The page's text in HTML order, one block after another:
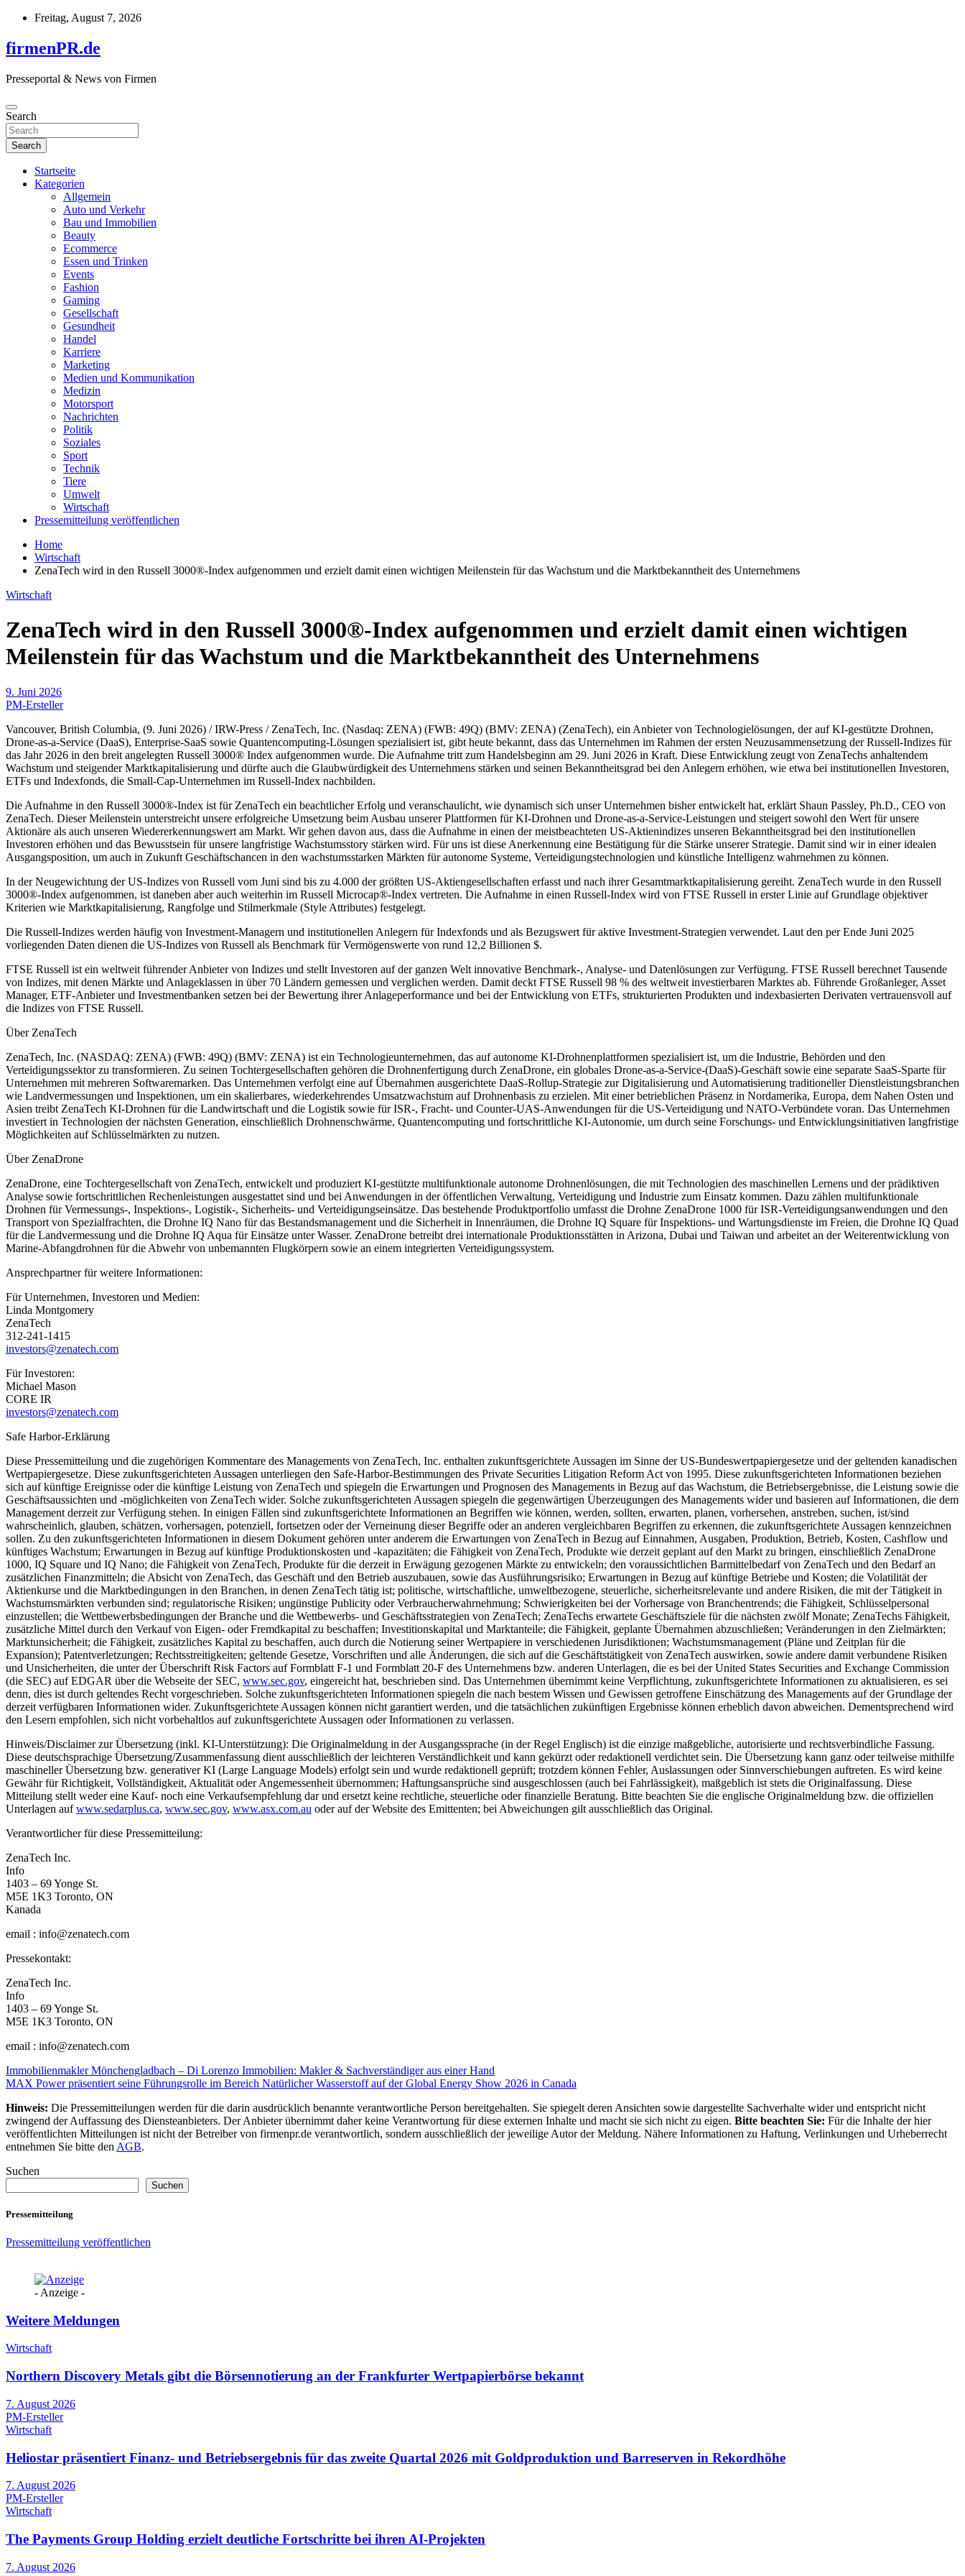
Skip
content
Freitag, August 7, 2026
firmenPR.de
Presseportal & News von Firmen
Search
Search
Startseite
Kategorien
Allgemein
Auto und Verkehr
Bau und Immobilien
Beauty
Ecommerce
Essen und Trinken
Events
Fashion
Gaming
Gesellschaft
Gesundheit
Handel
Karriere
Marketing
Medien und Kommunikation
Medizin
Motorsport
Nachrichten
Politik
Soziales
Sport
Technik
Tiere
Umwelt
Wirtschaft
Pressemitteilung veröffentlichen
Home
Wirtschaft
ZenaTech wird in den Russell 3000®-Index aufgenommen und erzielt damit einen wichtigen Meilenstein für das Wachstum und die Marktbekanntheit des Unternehmens
Wirtschaft
ZenaTech wird in den Russell 3000®-Index aufgenommen und erzielt damit einen wichtigen
Meilenstein für das Wachstum und die Marktbekanntheit des Unternehmens
9. Juni 2026
PM-Ersteller
Vancouver, British Columbia, (9. Juni 2026) / IRW-Press / ZenaTech, Inc. (Nasdaq: ZENA) (FWB: 49Q) (BMV: ZENA) (ZenaTech), ein Anbieter von Technologielösungen, der auf KI-gestützte Drohnen,
Drone-as-a-Service (DaaS), Enterprise-SaaS sowie Quantencomputing-Lösungen spezialisiert ist, gibt heute bekannt, dass das Unternehmen im Rahmen der ersten Neuzusammensetzung der Russell-Indizes für
das Jahr 2026 in den breit angelegten Russell 3000® Index aufgenommen wurde. Die Aufnahme tritt zum Handelsbeginn am 29. Juni 2026 in Kraft. Diese Entwicklung zeugt von ZenaTechs anhaltendem
Wachstum und steigender Marktkapitalisierung und dürfte auch die Glaubwürdigkeit des Unternehmens stärken und seinen Bekanntheitsgrad bei den Anlegern erhöhen, wie etwa bei institutionellen Investoren,
ETFs und Indexfonds, die Small-Cap-Unternehmen im Russell-Index nachbilden.
Die Aufnahme in den Russell 3000®-Index ist für ZenaTech ein beachtlicher Erfolg und veranschaulicht, wie dynamisch sich unser Unternehmen bisher entwickelt hat, erklärt Shaun Passley, Ph.D., CEO von
ZenaTech. Dieser Meilenstein unterstreicht unsere erfolgreiche Umsetzung beim Ausbau unserer Plattformen für KI-Drohnen und Drone-as-a-Service-Leistungen und steigert sowohl den Wert für unsere
Aktionäre als auch unseren Wiedererkennungswert am Markt. Wir gehen davon aus, dass die Aufnahme in einen der meistbeachteten US-Aktienindizes unseren Bekanntheitsgrad bei den institutionellen
Investoren erhöhen und das Bewusstsein für unsere langfristige Wachstumsstory stärken wird. Für uns ist diese Anerkennung eine Bestätigung für die Stärke unserer Strategie. Damit sind wir in einer idealen
Ausgangsposition, um auch in Zukunft Geschäftschancen in den wachstumsstarken Märkten für autonome Systeme, Verteidigungstechnologien und künstliche Intelligenz wahrnehmen zu können.
In der Neugewichtung der US-Indizes von Russell vom Juni sind bis zu 4.000 der größten US-Aktiengesellschaften erfasst und nach ihrer Gesamtmarktkapitalisierung gereiht. ZenaTech wurde in den Russell
3000®-Index aufgenommen, ist daneben aber auch weiterhin im Russell Microcap®-Index vertreten. Die Aufnahme in einen Russell-Index wird von FTSE Russell in erster Linie auf Grundlage objektiver
Kriterien wie Marktkapitalisierung, Rangfolge und Stilmerkmale (Style Attributes) festgelegt.
Die Russell-Indizes werden häufig von Investment-Managern und institutionellen Anlegern für Indexfonds und als Bezugswert für aktive Investment-Strategien verwendet. Laut den per Ende Juni 2025
vorliegenden Daten dienen die US-Indizes von Russell als Benchmark für Vermögenswerte von rund 12,2 Billionen $.
FTSE Russell ist ein weltweit führender Anbieter von Indizes und stellt Investoren auf der ganzen Welt innovative Benchmark-, Analyse- und Datenlösungen zur Verfügung. FTSE Russell berechnet Tausende
von Indizes, mit denen Märkte und Anlageklassen in über 70 Ländern gemessen und verglichen werden. Damit deckt FTSE Russell 98 % des weltweit investierbaren Marktes ab. Führende Großanleger, Asset
Manager, ETF-Anbieter und Investmentbanken setzen bei der Bewertung ihrer Anlageperformance und bei der Entwicklung von ETFs, strukturierten Produkten und indexbasierten Derivaten vertrauensvoll auf
die Indizes von FTSE Russell.
Über ZenaTech
ZenaTech, Inc. (NASDAQ: ZENA) (FWB: 49Q) (BMV: ZENA) ist ein Technologieunternehmen, das auf autonome KI-Drohnenplattformen spezialisiert ist, um die Industrie, Behörden und den
Verteidigungssektor zu transformieren. Zu seinen Tochtergesellschaften gehören die Drohnenfertigung durch ZenaDrone, ein globales Drone-as-a-Service-(DaaS)-Geschäft sowie eine separate SaaS-Sparte für
Unternehmen mit mehreren Softwaremarken. Das Unternehmen verfolgt eine auf Übernahmen ausgerichtete DaaS-Rollup-Strategie zur Digitalisierung und Automatisierung traditioneller Dienstleistungsbranchen
wie Landvermessungen und Inspektionen, um ein skalierbares, wiederkehrendes Umsatzwachstum auf Drohnenbasis zu erzielen. Mit einer betrieblichen Präsenz in Nordamerika, Europa, dem Nahen Osten und
Asien treibt ZenaTech KI-Drohnen für die Landwirtschaft und die Logistik sowie für ISR-, Fracht- und Counter-UAS-Anwendungen für die US-Verteidigung und NATO-Verbündete voran. Das Unternehmen
investiert in Technologien der nächsten Generation, einschließlich Drohnenschwärme, Quantencomputing und fortschrittliche KI-Autonomie, um durch seine Forschungs- und Entwicklungsinitiativen langfristige
Möglichkeiten auf Schlüsselmärkten zu nutzen.
Über ZenaDrone
ZenaDrone, eine Tochtergesellschaft von ZenaTech, entwickelt und produziert KI-gestützte multifunktionale autonome Drohnenlösungen, die mit Technologien des maschinellen Lernens und der prädiktiven
Analyse sowie fortschrittlichen Rechenleistungen ausgestattet sind und bei Anwendungen in der öffentlichen Verwaltung, Verteidigung und Industrie zum Einsatz kommen. Dazu zählen multifunktionale
Drohnen für Vermessungs-, Inspektions-, Logistik-, Sicherheits- und Verteidigungseinsätze. Das bestehende Produktportfolio umfasst die Drohne ZenaDrone 1000 für ISR-Verteidigungsanwendungen und den
Transport von Spezialfrachten, die Drohne IQ Nano für das Bestandsmanagement und die Sicherheit in Innenräumen, die Drohne IQ Square für Inspektions- und Wartungsdienste im Freien, die Drohne IQ Quad
für die Landvermessung und die Drohne IQ Aqua für Einsätze unter Wasser. ZenaDrone betreibt drei internationale Produktionsstätten in Arizona, Dubai und Taiwan und arbeitet an der Weiterentwicklung von
Marine-Abfangdrohnen für die Abwehr von unbemannten Flugkörpern sowie an einem integrierten Verteidigungssystem.
Ansprechpartner für weitere Informationen:
Für Unternehmen, Investoren und Medien:
Linda Montgomery
ZenaTech
312-241-1415
investors@zenatech.com
Für Investoren:
Michael Mason
CORE IR
investors@zenatech.com
Safe Harbor-Erklärung
Diese Pressemitteilung und die zugehörigen Kommentare des Managements von ZenaTech, Inc. enthalten zukunftsgerichtete Aussagen im Sinne der US-Bundeswertpapiergesetze und der geltenden kanadischen
Wertpapiergesetze. Diese zukunftsgerichteten Aussagen unterliegen den Safe-Harbor-Bestimmungen des Private Securities Litigation Reform Act von 1995. Diese zukunftsgerichteten Informationen beziehen
sich auf künftige Ereignisse oder die künftige Leistung von ZenaTech und spiegeln die Erwartungen und Prognosen des Managements in Bezug auf das Wachstum, die Betriebsergebnisse, die Leistung sowie die
Geschäftsaussichten und -möglichkeiten von ZenaTech wider. Solche zukunftsgerichteten Aussagen spiegeln die gegenwärtigen Überzeugungen des Managements wider und basieren auf Informationen, die dem
Management derzeit zur Verfügung stehen. In einigen Fällen sind zukunftsgerichtete Informationen an Begriffen wie können, werden, sollten, erwarten, planen, vorhersehen, anstreben, suchen, ist/sind
wahrscheinlich, glauben, schätzen, vorhersagen, potenziell, fortsetzen oder der Verneinung dieser Begriffe oder an anderen vergleichbaren Begriffen zu erkennen, die zukunftsgerichtete Aussagen kennzeichnen
sollen. Zu den zukunftsgerichteten Informationen in diesem Dokument gehören unter anderem die Erwartungen von ZenaTech in Bezug auf Einnahmen, Ausgaben, Produktion, Betrieb, Kosten, Cashflow und
künftiges Wachstum; Erwartungen in Bezug auf künftige Produktionskosten und -kapazitäten; die Fähigkeit von ZenaTech, Produkte wie derzeit geplant auf den Markt zu bringen, einschließlich ZenaDrone
1000, IQ Square und IQ Nano; die Fähigkeit von ZenaTech, Produkte für die derzeit in Erwägung gezogenen Märkte zu entwickeln; den voraussichtlichen Barmittelbedarf von ZenaTech und den Bedarf an
zusätzlichen Finanzmitteln; die Absicht von ZenaTech, das Geschäft und den Betrieb auszubauen, sowie das Ausführungsrisiko; Erwartungen in Bezug auf künftige Betriebe und Kosten; die Volatilität der
Aktienkurse und die Marktbedingungen in den Branchen, in denen ZenaTech tätig ist; politische, wirtschaftliche, umweltbezogene, steuerliche, sicherheitsrelevante und andere Risiken, die mit der Tätigkeit in
Wachstumsmärkten verbunden sind; regulatorische Risiken; ungünstige Publicity oder Verbraucherwahrnehmung; Schwierigkeiten bei der Vorhersage von Branchentrends; die Fähigkeit, Schlüsselpersonal
einzustellen; die Wettbewerbsbedingungen der Branche und die Wettbewerbs- und Geschäftsstrategien von ZenaTech; ZenaTechs erwartete Geschäftsziele für die nächsten zwölf Monate; ZenaTechs Fähigkeit,
zusätzliche Mittel durch den Verkauf von Eigen- oder Fremdkapital zu beschaffen; Investitionskapital und Marktanteile; die Fähigkeit, geplante Übernahmen abzuschließen; Veränderungen in den Zielmärkten;
Marktunsicherheit; die Fähigkeit, zusätzliches Kapital zu beschaffen, auch durch die Notierung seiner Wertpapiere in verschiedenen Jurisdiktionen; Wachstumsmanagement (Pläne und Zeitplan für die
Expansion); Patentverletzungen; Rechtsstreitigkeiten; geltende Gesetze, Vorschriften und alle Änderungen, die sich auf die Geschäftstätigkeit von ZenaTech auswirken, sowie andere damit verbundene Risiken
und Unsicherheiten, die unter der Überschrift Risk Factors auf Formblatt F-1 und Formblatt 20-F des Unternehmens bzw. anderen Unterlagen, die es bei der United States Securities and Exchange Commission
(die SEC) auf EDGAR über die Webseite der SEC, www.sec.gov, eingereicht hat, beschrieben sind. Das Unternehmen übernimmt keine Verpflichtung, zukunftsgerichtete Informationen zu aktualisieren, es sei
denn, dies ist durch geltendes Recht vorgeschrieben. Solche zukunftsgerichteten Informationen spiegeln die nach bestem Wissen und Gewissen getroffene Einschätzung des Managements auf der Grundlage der
derzeit verfügbaren Informationen wider. Zukunftsgerichtete Aussagen können nicht garantiert werden, und die tatsächlichen zukünftigen Ergebnisse können erheblich davon abweichen. Dementsprechend wird
den Lesern empfohlen, sich nicht vorbehaltlos auf zukunftsgerichtete Aussagen oder Informationen zu verlassen.
Hinweis/Disclaimer zur Übersetzung (inkl. KI-Unterstützung): Die Originalmeldung in der Ausgangssprache (in der Regel Englisch) ist die einzige maßgebliche, autorisierte und rechtsverbindliche Fassung.
Diese deutschsprachige Übersetzung/Zusammenfassung dient ausschließlich der leichteren Verständlichkeit und kann gekürzt oder redaktionell verdichtet sein. Die Übersetzung kann ganz oder teilweise mithilfe
maschineller Übersetzung bzw. generativer KI (Large Language Models) erfolgt sein und wurde redaktionell geprüft; trotzdem können Fehler, Auslassungen oder Sinnverschiebungen auftreten. Es wird keine
Gewähr für Richtigkeit, Vollständigkeit, Aktualität oder Angemessenheit übernommen; Haftungsansprüche sind ausgeschlossen (auch bei Fahrlässigkeit), maßgeblich ist stets die Originalfassung. Diese
Mitteilung stellt weder eine Kauf- noch eine Verkaufsempfehlung dar und ersetzt keine rechtliche, steuerliche oder finanzielle Beratung. Bitte beachten Sie die englische Originalmeldung bzw. die offiziellen
Unterlagen aufwww.sedarplus.ca, www.sec.gov, www.asx.com.au oder auf der Website des Emittenten; bei Abweichungen gilt ausschließlich das Original.
Verantwortlicher für diese Pressemitteilung:
ZenaTech Inc.
Info
1403 – 69 Yonge St.
M5E 1K3 Toronto, ON
Kanada
email : info@zenatech.com
Pressekontakt:
ZenaTech Inc.
Info
1403 – 69 Yonge St.
M5E 1K3 Toronto, ON
email : info@zenatech.com
Beitragsnavigation
Immobilienmakler Mönchengladbach – Di Lorenzo Immobilien: Makler & Sachverständiger aus einer Hand
MAX Power präsentiert seine Führungsrolle im Bereich Natürlicher Wasserstoff auf der Global Energy Show 2026 in Canada
Hinweis: Die Pressemitteilungen werden für die darin ausdrücklich benannte verantwortliche Person bereitgehalten. Sie spiegelt deren Ansichten sowie dargestellte Sachverhalte wider und entspricht nicht
zwingend der Auffassung des Diensteanbieters. Der Anbieter übernimmt daher keine Verantwortung für diese externen Inhalte und macht sie sich nicht zu eigen. Bitte beachten Sie: Für die Inhalte der hier
veröffentlichten Mitteilungen ist nicht der Betreiber von firmenpr.de verantwortlich, sondern ausschließlich der jeweilige Autor der Meldung. Nähere Informationen zu Haftung, Verlinkungen und Urheberrecht
entnehmen Sie bitte den AGB.
Suchen
Suchen
Pressemitteilung
Pressemitteilung veröffentlichen
- Anzeige -
Weitere Meldungen
Wirtschaft
Northern Discovery Metals gibt die Börsennotierung an der Frankfurter Wertpapierbörse bekannt
7. August 2026
PM-Ersteller
Wirtschaft
Heliostar präsentiert Finanz- und Betriebsergebnis für das zweite Quartal 2026 mit Goldproduktion und Barreserven in Rekordhöhe
7. August 2026
PM-Ersteller
Wirtschaft
The Payments Group Holding erzielt deutliche Fortschritte bei ihren AI-Projekten
7. August 2026